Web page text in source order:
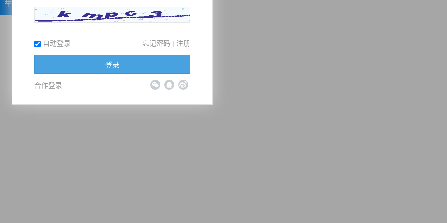
举报
自动登录 忘记密码 | 注册
登录
合作登录